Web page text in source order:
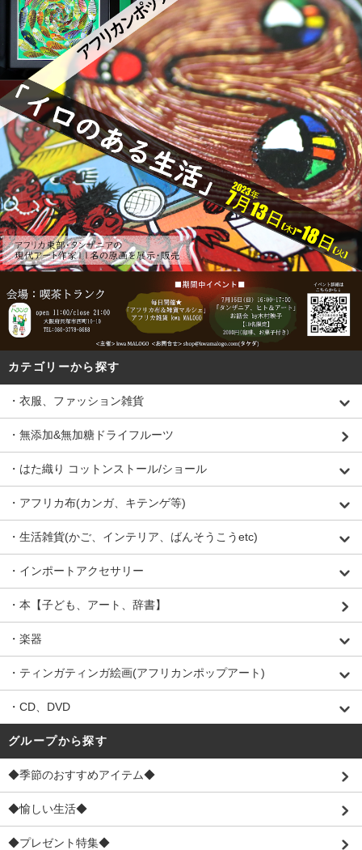
カテゴリーから探す
・衣服、ファッション雑貨
・無添加&無加糖ドライフルーツ
・はた織り コットンストール/ショール
・アフリカ布(カンガ、キテンゲ等)
・生活雑貨(かご、インテリア、ばんそうこうetc)
・インポートアクセサリー
・本【子ども、アート、辞書】
・楽器
・ティンガティンガ絵画(アフリカンポップアート)
・CD、DVD
グループから探す
◆季節のおすすめアイテム◆
◆愉しい生活◆
◆プレゼント特集◆